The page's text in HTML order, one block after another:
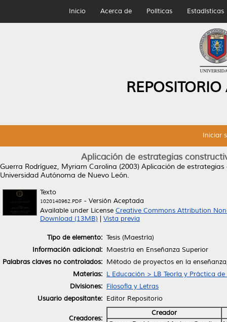
Inicio Acerca de Políticas Estadísticas
Iniciar
Aplicación de estrategias
Guerra Rodríguez, Myriam Carolina (2003) Aplicación de
Universidad Autónoma de Nuevo León.
Texto
1020148962.PDF - Versión Aceptada
Available under License Creative Commons Attribution
Download (13MB)
Vista previa
Tipo de elemento: Tesis (Maestría)
Información adicional: Maestría en Enseñanza Superior
Palabras claves no controlados: Método de proyectos en la
Materias: L Educación > LB Teoría y Práctica
Divisiones: Filosofía y Letras
Usuario depositante: Editor Repositorio
Creadores:
Creador